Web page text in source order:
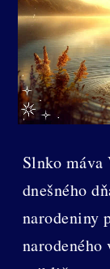
Slnko máva
dnešného
narodeniny
narodeného